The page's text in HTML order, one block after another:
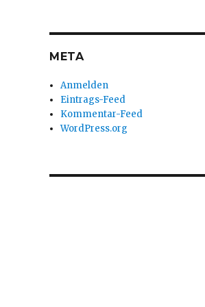
META
Anmelden
Eintrags-Feed
Kommentar-Feed
WordPress.org